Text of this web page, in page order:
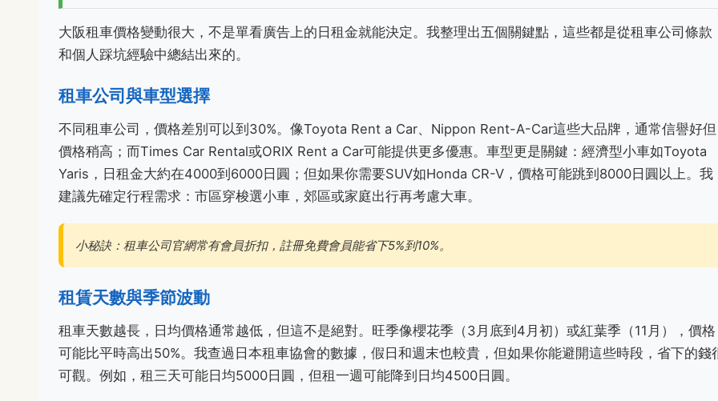
大阪租車價格變動很大，不是單看廣告上的日租金就能決定。我整理出五個關鍵點，這些都是從租車公司條款
和個人踩坑經驗中總結出來的。
租車公司與車型選擇
不同租車公司，價格差別可以到30%。像Toyota Rent a Car、Nippon Rent-A-Car這些大品牌，通常信譽好但
價格稍高；而Times Car Rental或ORIX Rent a Car可能提供更多優惠。車型更是關鍵：經濟型小車如Toyota
Yaris，日租金大約在4000到6000日圓；但如果你需要SUV如Honda CR-V，價格可能跳到8000日圓以上。我
建議先確定行程需求：市區穿梭選小車，郊區或家庭出行再考慮大車。
小秘訣：租車公司官網常有會員折扣，註冊免費會員能省下5%到10%。
租賃天數與季節波動
租車天數越長，日均價格通常越低，但這不是絕對。旺季像櫻花季（3月底到4月初）或紅葉季（11月），價格
可能比平時高出50%。我查過日本租車協會的數據，假日和週末也較貴，但如果你能避開這些時段，省下的錢
可觀。例如，租三天可能日均5000日圓，但租一週可能降到日均4500日圓。